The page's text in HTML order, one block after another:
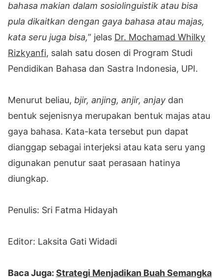
bahasa makian dalam sosiolinguistik atau bisa
pula dikaitkan dengan gaya bahasa atau majas,
kata seru juga bisa,” jelas Dr. Mochamad Whilky
Rizkyanfi, salah satu dosen di Program Studi
Pendidikan Bahasa dan Sastra Indonesia, UPI.
Menurut beliau, bjir, anjing, anjir, anjay dan
bentuk sejenisnya merupakan bentuk majas atau
gaya bahasa. Kata-kata tersebut pun dapat
dianggap sebagai interjeksi atau kata seru yang
digunakan penutur saat perasaan hatinya
diungkap.
Penulis: Sri Fatma Hidayah
Editor: Laksita Gati Widadi
Baca Juga: Strategi Menjadikan Buah Semangka